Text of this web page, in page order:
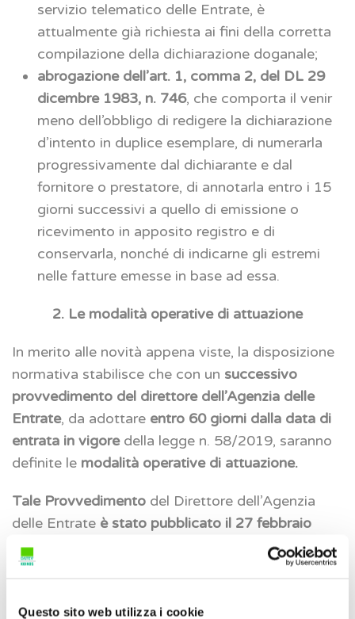
Questo sito web utilizza i cookie
servizio telematico delle Entrate, è
attualmente già richiesta ai fini della corretta
compilazione della dichiarazione doganale;
abrogazione dell’art. 1, comma 2, del DL 29
dicembre 1983, n. 746, che comporta il venir
meno dell’obbligo di redigere la dichiarazione
d’intento in duplice esemplare, di numerarla
progressivamente dal dichiarante e dal
fornitore o prestatore, di annotarla entro i 15
giorni successivi a quello di emissione o
ricevimento in apposito registro e di
conservarla, nonché di indicarne gli estremi
nelle fatture emesse in base ad essa.
2. Le modalità operative di attuazione
In merito alle novità appena viste, la disposizione
normativa stabilisce che con un successivo
provvedimento del direttore dell’Agenzia delle
Entrate, da adottare entro 60 giorni dalla data di
entrata in vigoredella legge n. 58/2019, saranno
definite le modalità operative di attuazione.
Tale Provvedimento del Direttore dell’Agenzia
delle Entrate è stato pubblicato il 27 febbraio
2020 (prot. n. 96911)
e ha delineato le modalità
operative per dare attuazione alle citate novità
dichiarazione d’intento di acquistare o importare